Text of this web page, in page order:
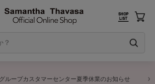
ループカスタマーセンター夏季休業のお知らせ